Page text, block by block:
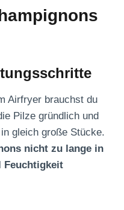
Airfryer brauchst du
Pilze gründlich und
gleich große Stücke.
nicht zu lange in
Feuchtigkeit